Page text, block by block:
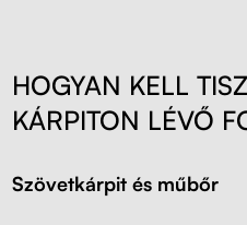
HOGYAN KELL
KÁRPITON LÉVŐ
Szövetkárpit és műbőr